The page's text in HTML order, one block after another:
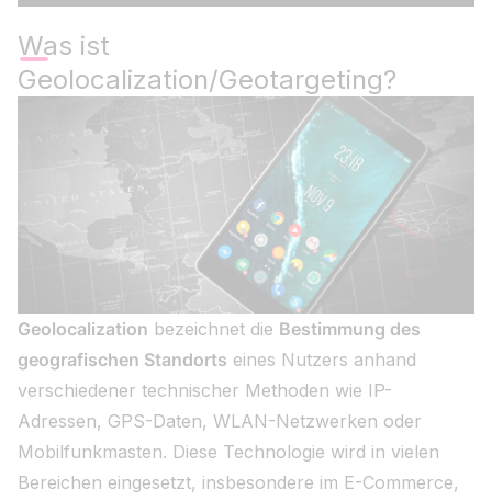
Was ist
Geolocalization/Geotargeting?
Geolocalization bezeichnet die Bestimmung des
geografischen Standorts eines Nutzers anhand
verschiedener technischer Methoden wie IP-
Adressen, GPS-Daten, WLAN-Netzwerken oder
Mobilfunkmasten. Diese Technologie wird in vielen
Bereichen eingesetzt, insbesondere im E-Commerce,